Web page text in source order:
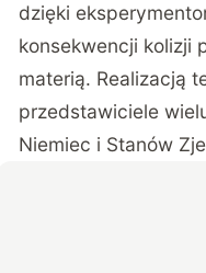
dzięki
konsekwencji kolizji
materią. Realizacją
przedstawiciele
Niemiec i Stanów